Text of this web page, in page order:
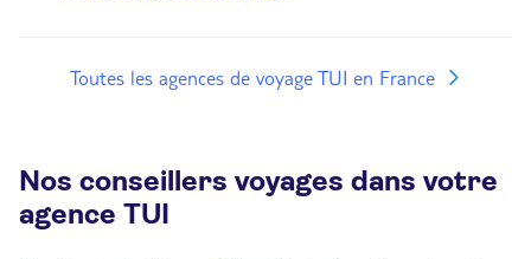
Toutes les agences de voyage TUI en France
Nos conseillers voyages dans votre
agence TUI